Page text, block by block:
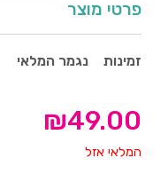
פרטי מוצר
זמינות נגמר המלאי
₪49.00
המלאי אזל